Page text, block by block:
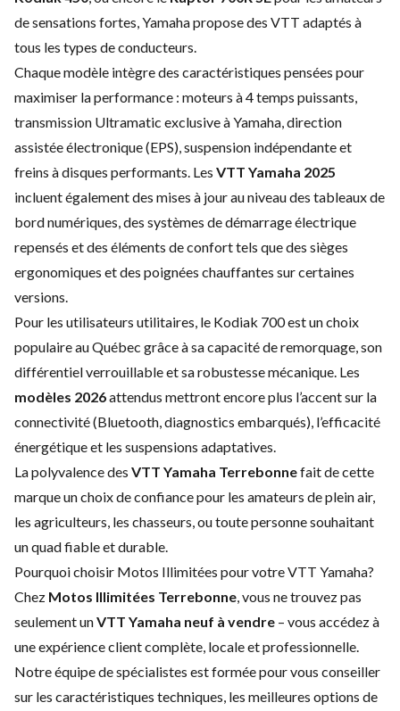
de sensations fortes, Yamaha propose des VTT adaptés à
tous les types de conducteurs.
Chaque modèle intègre des caractéristiques pensées pour
maximiser la performance : moteurs à 4 temps puissants,
transmission Ultramatic exclusive à Yamaha, direction
assistée électronique (EPS), suspension indépendante et
freins à disques performants. Les VTT Yamaha 2025
incluent également des mises à jour au niveau des tableaux de
bord numériques, des systèmes de démarrage électrique
repensés et des éléments de confort tels que des sièges
ergonomiques et des poignées chauffantes sur certaines
versions.
Pour les utilisateurs utilitaires, le Kodiak 700 est un choix
populaire au Québec grâce à sa capacité de remorquage, son
différentiel verrouillable et sa robustesse mécanique. Les
modèles 2026attendus mettront encore plus l’accent sur la
connectivité (Bluetooth, diagnostics embarqués), l’efficacité
énergétique et les suspensions adaptatives.
La polyvalence des VTT Yamaha Terrebonnefait de cette
marque un choix de confiance pour les amateurs de plein air,
les agriculteurs, les chasseurs, ou toute personne souhaitant
un quad fiable et durable.
Pourquoi choisir Motos Illimitées pour votre VTT Yamaha?
Chez Motos Illimitées Terrebonne, vous ne trouvez pas
seulement unVTT Yamaha neuf à vendre – vous accédez à
une expérience client complète, locale et professionnelle.
Notre équipe de spécialistes est formée pour vous conseiller
sur les caractéristiques techniques, les meilleures options de